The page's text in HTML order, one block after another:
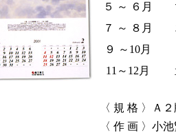
５ ～ ６月
７ ～ ８月
９ ～10月
11～12月
規 格 〉Ａ２版(縦 59cm ×
作 画 〉小池繁夫氏